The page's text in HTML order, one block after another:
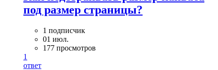
под размер страницы?
1 подписчик
01 июл.
177 просмотров
1
ответ